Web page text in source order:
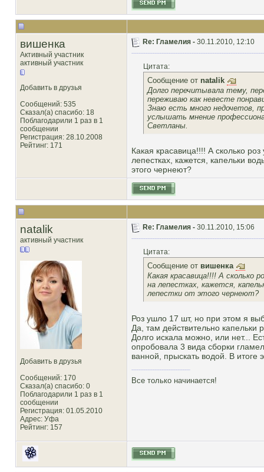
вишенка
Активный участник
активный участник
Добавить в друзья
Сообщений: 535
Сказал(а) спасибо: 18
Поблагодарили 1 раз в 1
сообщении
Регистрация: 28.10.2008
Рейтинг: 171
Re: Гламелия - 30.11.2010, 12:10
Цитата:
Сообщение от natalik
Долго перечитывала тему,
переживаю как невесте
Знаю есть много недочетов,
услышать мнение
Светланы.
Какая красавица!!!! А сколько
лепестках, кажется, капельки
этого чернеют?
natalik
активный участник
Добавить в друзья
Сообщений: 170
Сказал(а) спасибо: 0
Поблагодарили 1 раз в 1
сообщении
Регистрация: 01.05.2010
Адрес: Уфа
Рейтинг: 157
Re: Гламелия - 30.11.2010, 15:06
Цитата:
Сообщение от вишенка
Какая красавица!!!! А сколько
на лепестках, кажется,
лепестки от этого чернеют?
Роз ушло 17 шт, но при этом я
Да, там действительно капельки
Долго искала можно, или нет...
опробовала 3 вида сборки
ванной, прыскать водой. В итоге
Все только начинается!